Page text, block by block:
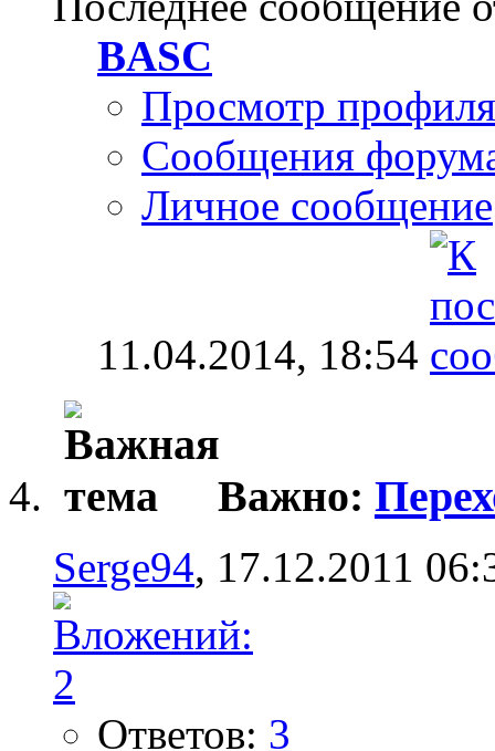
BASC
Просмотр профиля
Сообщения
Личное сообщение
11.04.2014, 18:54
Важно:
Serge94, 17.12.2011
Ответов: 3